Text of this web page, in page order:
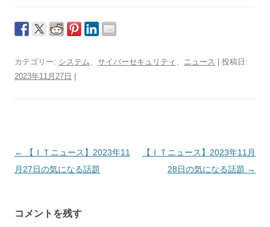
カテゴリー: システム サイバーセキュリティ ニュース
| 投稿日:
2023年11月27日
投
稿
ゲ
←
【ＩＴニュース】2023年11
月27日の気になる話題
【ＩＴニュース】2023年11月
28日の気になる話題 →
コメントを残す